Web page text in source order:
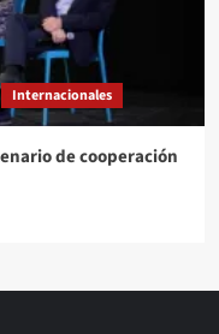
Internacionales
de cooperación